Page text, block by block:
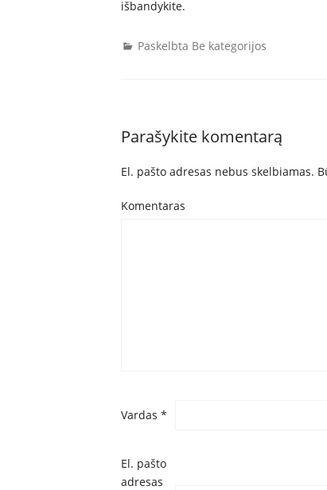
išbandykite.
Paskelbta Be kategorijos
Parašykite komentarą
El. pašto adresas nebus skelbiamas.
Komentaras
Vardas *
El. pašto
adresas